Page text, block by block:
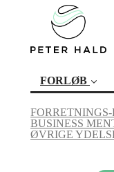
FORLØB
BUSINESS
ØVRIGE